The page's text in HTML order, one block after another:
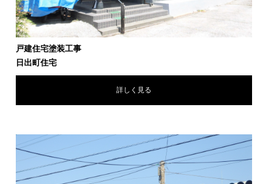
戸建住宅塗装工事
日出町住宅
詳しく見る